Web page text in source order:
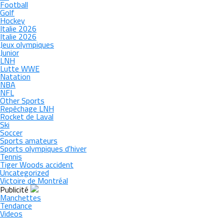
Football
Golf
Hockey
Italie 2026
Italie 2026
Jeux olympiques
Junior
LNH
Lutte WWE
Natation
NBA
NFL
Other Sports
Repêchage LNH
Rocket de Laval
Ski
Soccer
Sports amateurs
Sports olympiques d'hiver
Tennis
Tiger Woods accident
Uncategorized
Victoire de Montréal
Publicité
Manchettes
Tendance
Videos